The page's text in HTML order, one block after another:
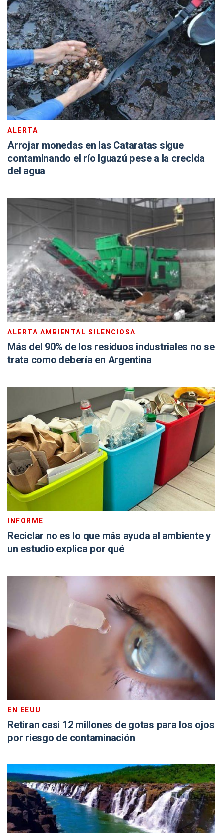
ALERTA
Arrojar monedas en las Cataratas sigue
contaminando el río Iguazú pese a la crecida
del agua
ALERTA AMBIENTAL SILENCIOSA
Más del 90% de los residuos industriales no se
trata como debería en Argentina
INFORME
Reciclar no es lo que más ayuda al ambiente y
un estudio explica por qué
EN EEUU
Retiran casi 12 millones de gotas para los ojos
por riesgo de contaminación